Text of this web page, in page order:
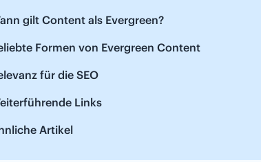
gilt Content als Evergreen?
Formen von Evergreen Content
für die SEO
Links
Artikel